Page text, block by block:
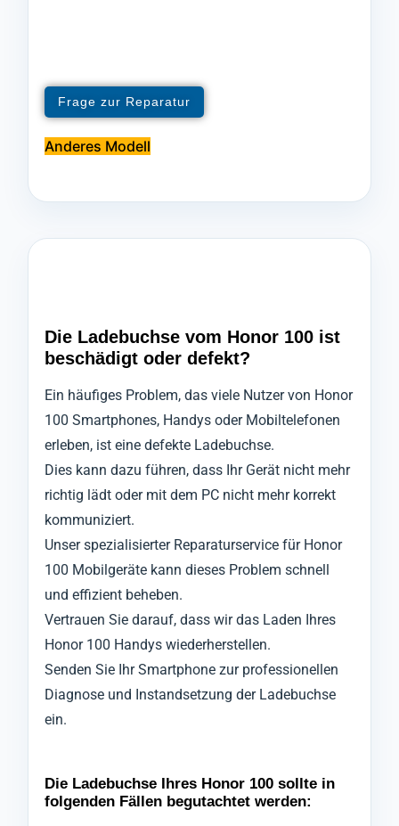
Frage zur Reparatur
Anderes Modell
Die Ladebuchse vom Honor 100 ist
beschädigt oder defekt?
Ein häufiges Problem, das viele Nutzer von Honor
100 Smartphones, Handys oder Mobiltelefonen
erleben, ist eine defekte Ladebuchse.
Dies kann dazu führen, dass Ihr Gerät nicht mehr
richtig lädt oder mit dem PC nicht mehr korrekt
kommuniziert.
Unser spezialisierter Reparaturservice für Honor
100 Mobilgeräte kann dieses Problem schnell
und effizient beheben.
Vertrauen Sie darauf, dass wir das Laden Ihres
Honor 100 Handys wiederherstellen.
Senden Sie Ihr Smartphone zur professionellen
Diagnose und Instandsetzung der Ladebuchse
ein.
Die Ladebuchse Ihres Honor 100 sollte in
folgenden Fällen begutachtet werden: